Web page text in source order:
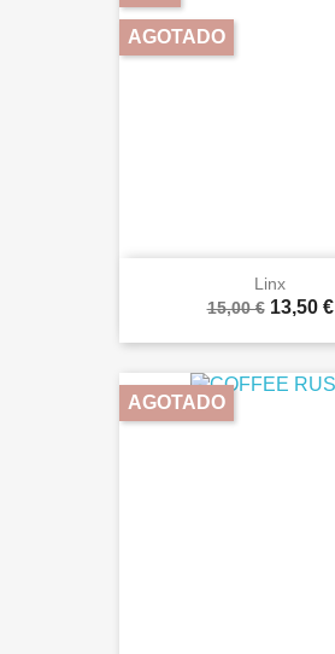
Linx
15,00 € 13,50 €
AGOTADO
AGOTADO